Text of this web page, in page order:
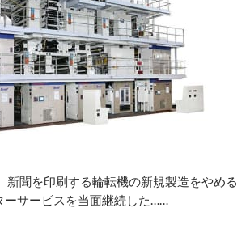
新聞を印刷する輪転機の新規製造をやめる
ーサービスを当面継続した……